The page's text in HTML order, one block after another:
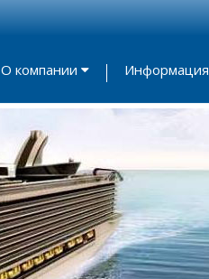
О компании Информация